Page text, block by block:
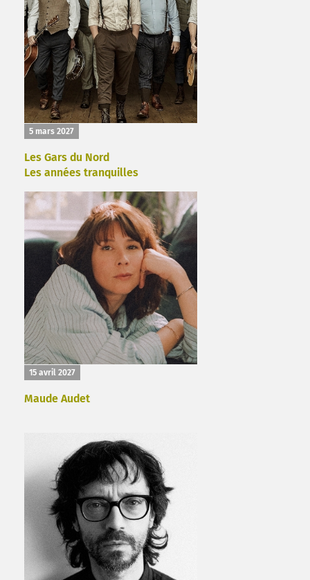
5 mars 2027
Les Gars du Nord
Les années tranquilles
15 avril 2027
Maude Audet